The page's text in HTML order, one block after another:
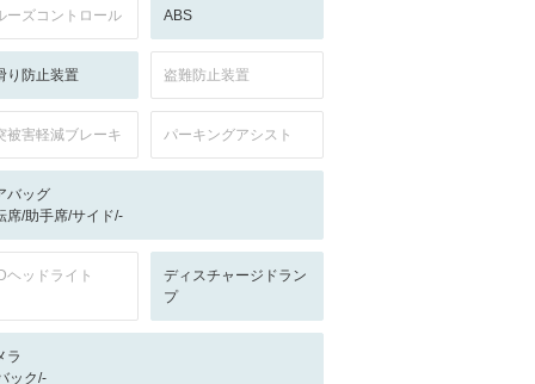
ーズコントロール ABS
り防止装置 盗難防止装置
被害軽減ブレーキ パーキングアシスト
バッグ
席/助手席/サイド/-
ヘッドライト
ディスチャージドラン
プ
ラ
ック/-